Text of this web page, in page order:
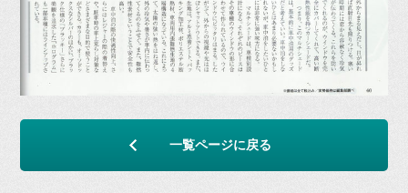
一覧ページに戻る